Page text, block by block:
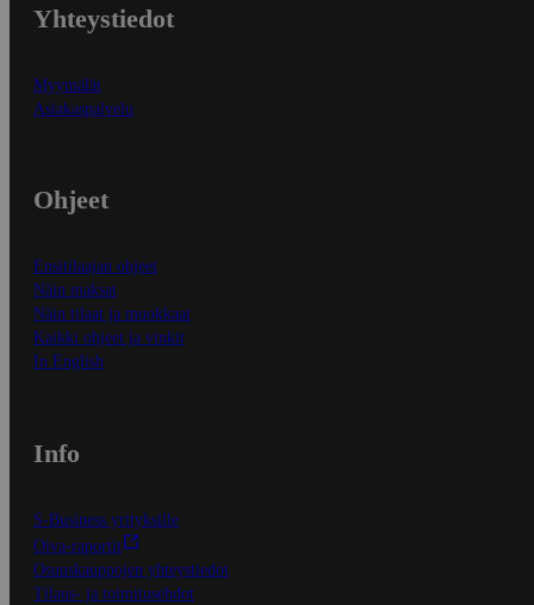
Yhteystiedot
Myymälät
Asiakaspalvelu
Ohjeet
Ensitilaajan ohjeet
Näin maksat
Näin tilaat ja muokkaat
Kaikki ohjeet ja vinkit
In English
Info
S-Business yrityksille
Oiva-raportit
Osuuskauppojen yhteystiedot
Tilaus- ja toimitusehdot